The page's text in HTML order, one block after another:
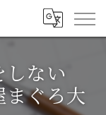
ない
まぐろ大